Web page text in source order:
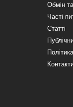
Обмін
Часті
Статті